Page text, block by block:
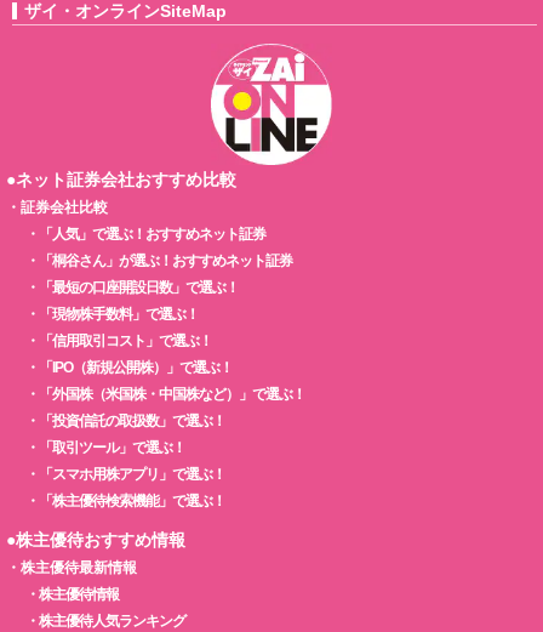
ザイ・オンラインSiteMap
●ネット証券会社おすすめ比較
・ 証券会社比較
・
「人気」で選ぶ！おすすめネット証券
・
「桐谷さん」が選ぶ！おすすめネット証券
・
「最短の口座開設日数」で選ぶ！
・
「現物株手数料」で選ぶ！
・
「信用取引コスト」で選ぶ！
・
「IPO（新規公開株）」で選ぶ！
・
「外国株（米国株・中国株など）」で選ぶ！
・
「投資信託の取扱数」で選ぶ！
・
「取引ツール」で選ぶ！
・
「スマホ用株アプリ」で選ぶ！
・
「株主優待検索機能」で選ぶ！
●株主優待おすすめ情報
・ 株主優待最新情報
・ 株主優待情報
・ 株主優待人気ランキング